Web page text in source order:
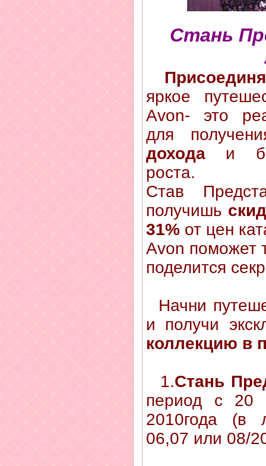
Стань
яркое
Avon- это
для
дохода и
роста.
Став
получишь
31% от цен
Avon поможет
поделится
Начни
и получи
коллекцию в
1.Стань
период с 20
2010года (в
06,07 или 08/